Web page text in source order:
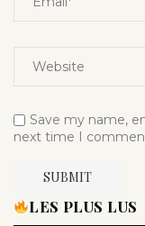
Save my name,
next time I
LES PLUS LUS